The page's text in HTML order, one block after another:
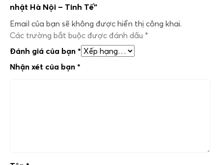
nhật Hà Nội – Tinh Tế”
Email của bạn sẽ không được hiển thị công khai.
Các trường bắt buộc được đánh dấu *
Đánh giá của bạn *
Nhận xét của bạn *